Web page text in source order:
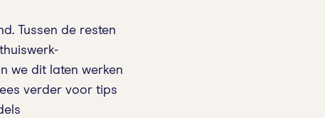
Tussen de resten
we dit laten werken
verder voor tips